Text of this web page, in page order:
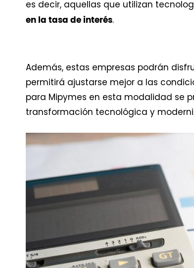
es decir, aquellas que utilizan
en la tasa de interés.
Además, estas empresas podrán
permitirá ajustarse mejor a las
para Mipymes en esta modalidad se
transformación tecnológica y